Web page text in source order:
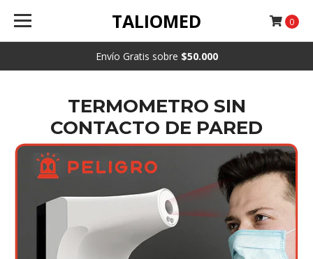
Envío Gratis sobre $50.000
TALIOMED 0
TERMOMETRO SIN
CONTACTO DE PARED